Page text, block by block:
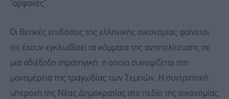
"ορφανές".
Οι θετικές επιδόσεις της ελληνικής οικονομίας φαίνεται
ότι έχουν εγκλωβίσει τα κόμματα της αντιπολίτευσης σε
μια αδιέξοδη στρατηγική, η οποία συνοψίζεται στη
μονομέρεια της τραγωδίας των Τεμπών. Η συντριπτική
υπεροχή της Νέας Δημοκρατίας στο πεδίο της οικονομίας